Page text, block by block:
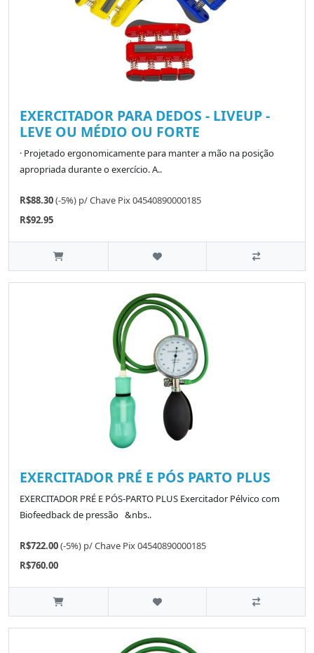
EXERCITADOR PARA DEDOS - LIVEUP -
LEVE OU MÉDIO OU FORTE
· Projetado ergonomicamente para manter a mão na posição
apropriada durante o exercício. A..
R$88.30(-5%) p/Chave Pix 04540890000185
R$92.95
EXERCITADOR PRÉ E PÓS PARTO PLUS
EXERCITADOR PRÉ E PÓS-PARTO PLUS Exercitador Pélvico com
Biofeedback de pressão &nbs..
R$722.00(-5%) p/Chave Pix 04540890000185
R$760.00